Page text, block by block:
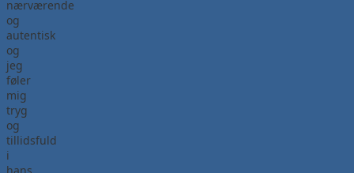
nærværende
og
autentisk
og
jeg
føler
mig
tryg
og
tillidsfuld
i
hans